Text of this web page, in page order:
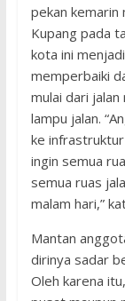
pekan kemarin
Kupang pada
kota ini
memperbaiki
mulai dari
lampu jalan.
ke
ingin semua
semua ruas
malam hari,”
Mantan
dirinya sadar
Oleh karena